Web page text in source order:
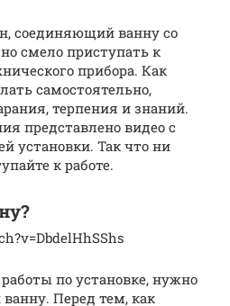
соединяющий ванну со
смело приступать к
прибора. Как
самостоятельно,
терпения и знаний.
представлено видео с
установки. Так что ни
к работе.
по установке, нужно
Перед тем, как